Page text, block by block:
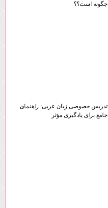
چگونه است؟؟
تدریس خصوصی زبان عربی: راهنمای
جامع برای یادگیری مؤثر